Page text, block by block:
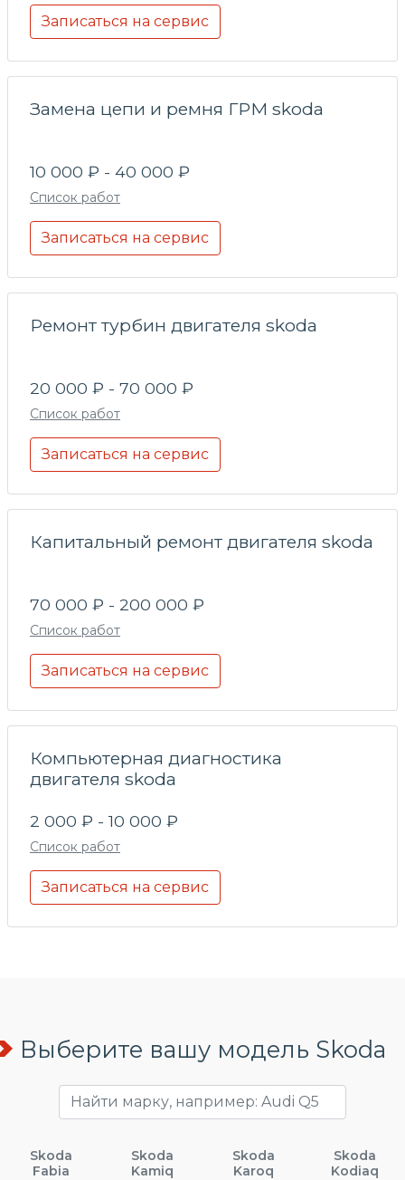
Записаться на сервис
Замена цепи и ремня ГРМ skoda
10 000 ₽ - 40 000 ₽
Список работ
Записаться на сервис
Ремонт турбин двигателя skoda
20 000 ₽ - 70 000 ₽
Список работ
Записаться на сервис
Капитальный ремонт двигателя skoda
70 000 ₽ - 200 000 ₽
Список работ
Записаться на сервис
Компьютерная диагностика
двигателя skoda
2 000 ₽ - 10 000 ₽
Список работ
Записаться на сервис
Выберите вашу модель Skoda
Skoda
Fabia
Skoda
Kamiq
Skoda
Karoq
Skoda
Kodiaq